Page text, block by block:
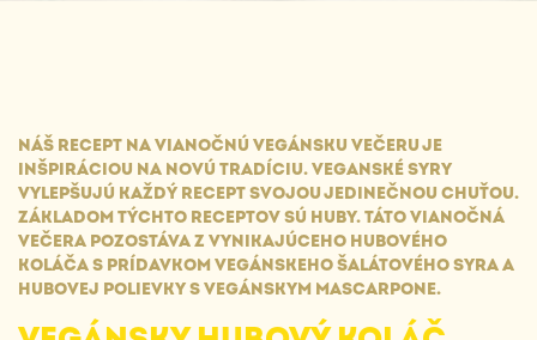
NÁŠ RECEPT NA VIANOČNÚ VEGÁNSKU VEČERU JE
INŠPIRÁCIOU NA NOVÚ TRADÍCIU. VEGANSKÉ SYRY
VYLEPŠUJÚ KAŽDÝ RECEPT SVOJOU JEDINEČNOU CHUŤOU.
ZÁKLADOM TÝCHTO RECEPTOV SÚ HUBY. TÁTO VIANOČNÁ
VEČERA POZOSTÁVA Z VYNIKAJÚCEHO HUBOVÉHO
KOLÁČA S PRÍDAVKOM VEGÁNSKEHO ŠALÁTOVÉHO SYRA A
HUBOVEJ POLIEVKY S VEGÁNSKYM MASCARPONE.